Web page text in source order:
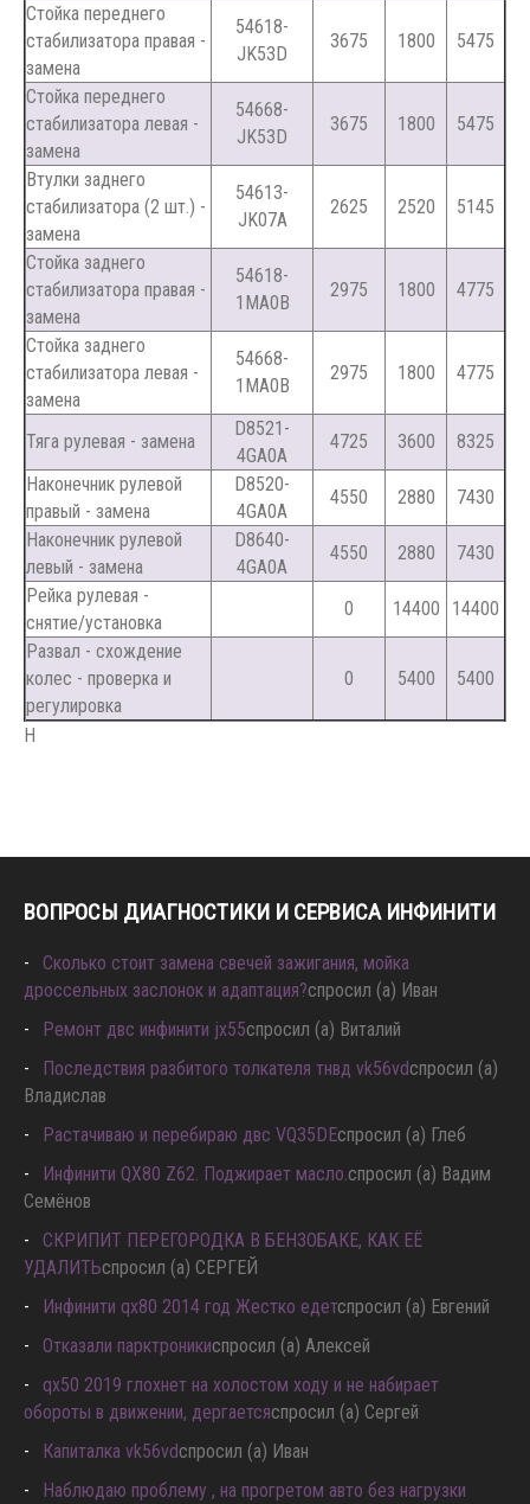
Стойка переднего
стабилизатора правая -
замена
54618-
JK53D
3675 1800 5475
Стойка переднего
стабилизатора левая -
замена
54668-
JK53D
3675 1800 5475
Втулки заднего
стабилизатора (2 шт.) -
замена
54613-
JK07A
2625 2520 5145
Стойка заднего
стабилизатора правая -
замена
54618-
1MA0B
2975 1800 4775
Стойка заднего
стабилизатора левая -
замена
54668-
1MA0B
2975 1800 4775
Тяга рулевая - замена
D8521-
4GA0A
4725 3600
8325
Наконечник рулевой
правый - замена
D8520-
4GA0A
4550 2880
7430
Наконечник рулевой
левый - замена
D8640-
4GA0A
4550 2880
7430
Рейка рулевая -
снятие/установка
0 14400
14400
Развал - схождение
колес - проверка и
регулировка
0 5400 5400
Н
ВОПРОСЫ ДИАГНОСТИКИ И СЕРВИСА ИНФИНИТИ
Сколько стоит замена свечей зажигания, мойка
дроссельных заслонок и адаптация?спросил (а) Иван
Ремонт двс инфинити jx55спросил (а) Виталий
Последствия разбитого толкателя тнвд vk56vdспросил (а)
Владислав
Растачиваю и перебираю двс VQ35DEспросил (а) Глеб
Инфинити QX80 Z62. Поджирает масло.спросил (а) Вадим
Семёнов
СКРИПИТ ПЕРЕГОРОДКА В БЕНЗОБАКЕ, КАК ЕЁ
УДАЛИТЬспросил (а) СЕРГЕЙ
Инфинити qx80 2014 год Жестко едетспросил (а) Евгений
Отказали парктроникиспросил (а) Алексей
qx50 2019 глохнет на холостом ходу и не набирает
обороты в движении, дергаетсяспросил (а) Сергей
Капиталка vk56vdспросил (а) Иван
Наблюдаю проблему , на прогретом авто без нагрузки